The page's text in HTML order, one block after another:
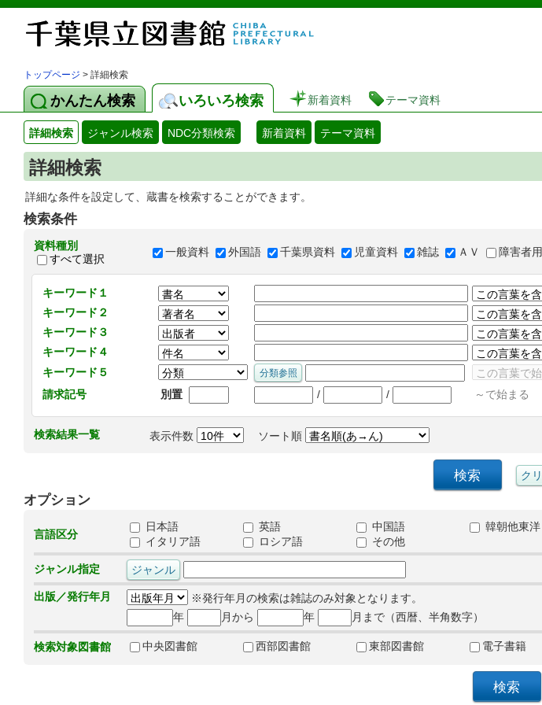
図書館 蔵書検索・予約システム
トップページ > 詳細検索
かんたん検索 いろいろ検索 新着資料 テーマ資料
詳細検索 ジャンル検索 NDC分類検索 新着資料 テーマ資料
詳細検索
詳細な条件を設定して、蔵書を検索することができます。
検索条件
資料種別
すべて選択
一般資料 外国語 千葉県資料 児童資料 雑誌 ＡＶ 障害者用
キーワード１
キーワード２
キーワード３
キーワード４
キーワード５
請求記号
別置 / / ～で始まる
検索結果一覧 表示件数 ソート順
オプション
言語区分
日本語 英語 中国語 韓朝他東洋
イタリア語
ロシア語 その他
ジャンル指定
出版／発行年月
※発行年月の検索は雑誌のみ対象となります。
年
月から 年 月まで（西暦、半角数字）
検索対象図書館 中央図書館 西部図書館 東部図書館 電子書籍